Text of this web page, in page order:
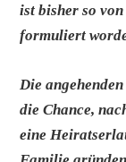
ist bisher so
formuliert
Die
die Chance,
eine